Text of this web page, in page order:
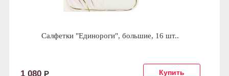
Салфетки "Единороги", большие, 16 шт..
1 080 Р